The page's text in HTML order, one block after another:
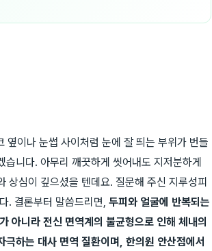
옆이나 눈썹 사이처럼 눈에 잘 띄는 부위가 번들
니다. 아무리 깨끗하게 씻어내도 지저분하게
상심이 깊으셨을 텐데요. 질문해 주신 지루성피
. 결론부터 말씀드리면, 두피와 얼굴에 반복되는
아니라 전신 면역계의 불균형으로 인해 체내의
하는 대사 면역 질환이며, 한의원 안산점에서